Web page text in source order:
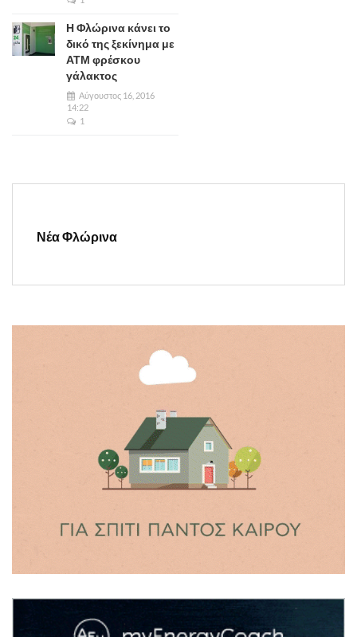
Η Φλώρινα κάνει το
δικό της ξεκίνημα με
ΑΤΜ φρέσκου
γάλακτος
Αύγουστος 16, 2016
14:22
1
Νέα Φλώρινα